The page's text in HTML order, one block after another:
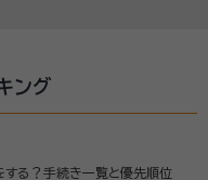
ング
する？手続き一覧と優先順位